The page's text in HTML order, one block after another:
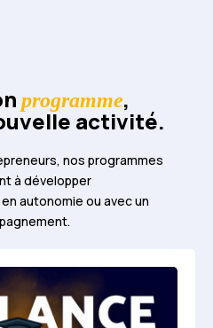
programme,
activité.
nos programmes
à développer
autonomie ou avec un